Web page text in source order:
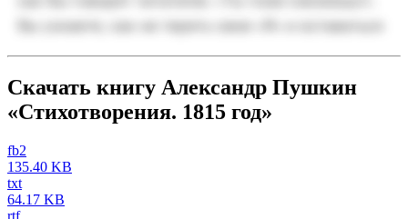
Скачать книгу Александр Пушкин
«Стихотворения. 1815 год»
fb2
135.40 KB
txt
64.17 KB